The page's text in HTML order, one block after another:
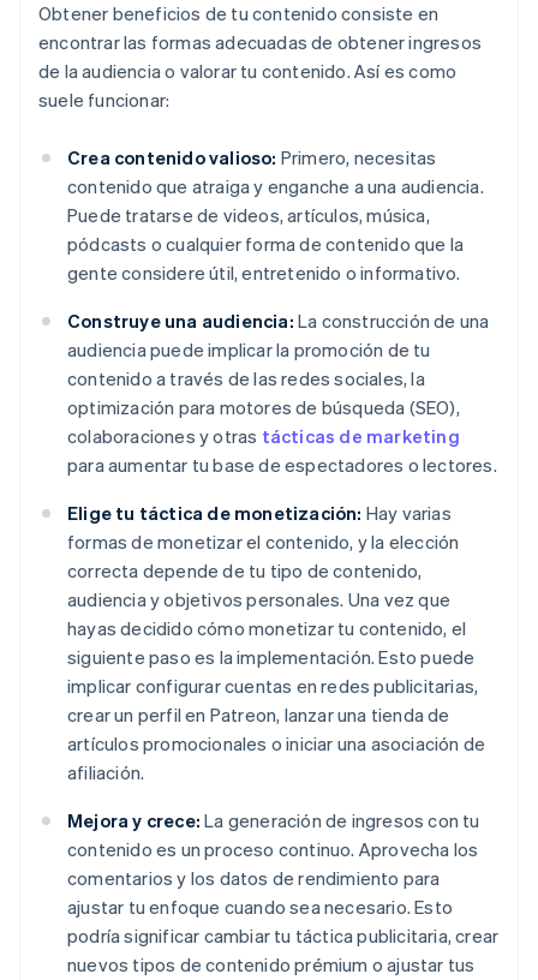
Obtener beneficios de tu contenido consiste en
encontrar las formas adecuadas de obtener ingresos
de la audiencia o valorar tu contenido. Así es como
suele funcionar:
Crea contenido valioso: Primero, necesitas
contenido que atraiga y enganche a una audiencia.
Puede tratarse de videos, artículos, música,
pódcasts o cualquier forma de contenido que la
gente considere útil, entretenido o informativo.
Construye una audiencia: La construcción de una
audiencia puede implicar la promoción de tu
contenido a través de las redes sociales, la
optimización para motores de búsqueda (SEO),
colaboraciones y otras tácticas de marketing
para aumentar tu base de espectadores o lectores.
Elige tu táctica de monetización: Hay varias
formas de monetizar el contenido, y la elección
correcta depende de tu tipo de contenido,
audiencia y objetivos personales. Una vez que
hayas decidido cómo monetizar tu contenido, el
siguiente paso es la implementación. Esto puede
implicar configurar cuentas en redes publicitarias,
crear un perfil en Patreon, lanzar una tienda de
artículos promocionales o iniciar una asociación de
afiliación.
Mejora y crece: La generación de ingresos con tu
contenido es un proceso continuo. Aprovecha los
comentarios y los datos de rendimiento para
ajustar tu enfoque cuando sea necesario. Esto
podría significar cambiar tu táctica publicitaria, crear
nuevos tipos de contenido prémium o ajustar tus